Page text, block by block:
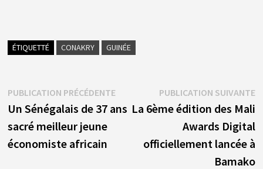
ÉTIQUETTÉ CONAKRY GUINÉE
Navigation
de
l’article
PUBLICATION PRÉCÉDENTEPublication
précédente :
Un Sénégalais de 37 ans
sacré meilleur jeune
économiste africain
PUBLICATION SUIVANTE
La 6ème édition des Mali
Awards Digital
officiellement lancée à
Bamako